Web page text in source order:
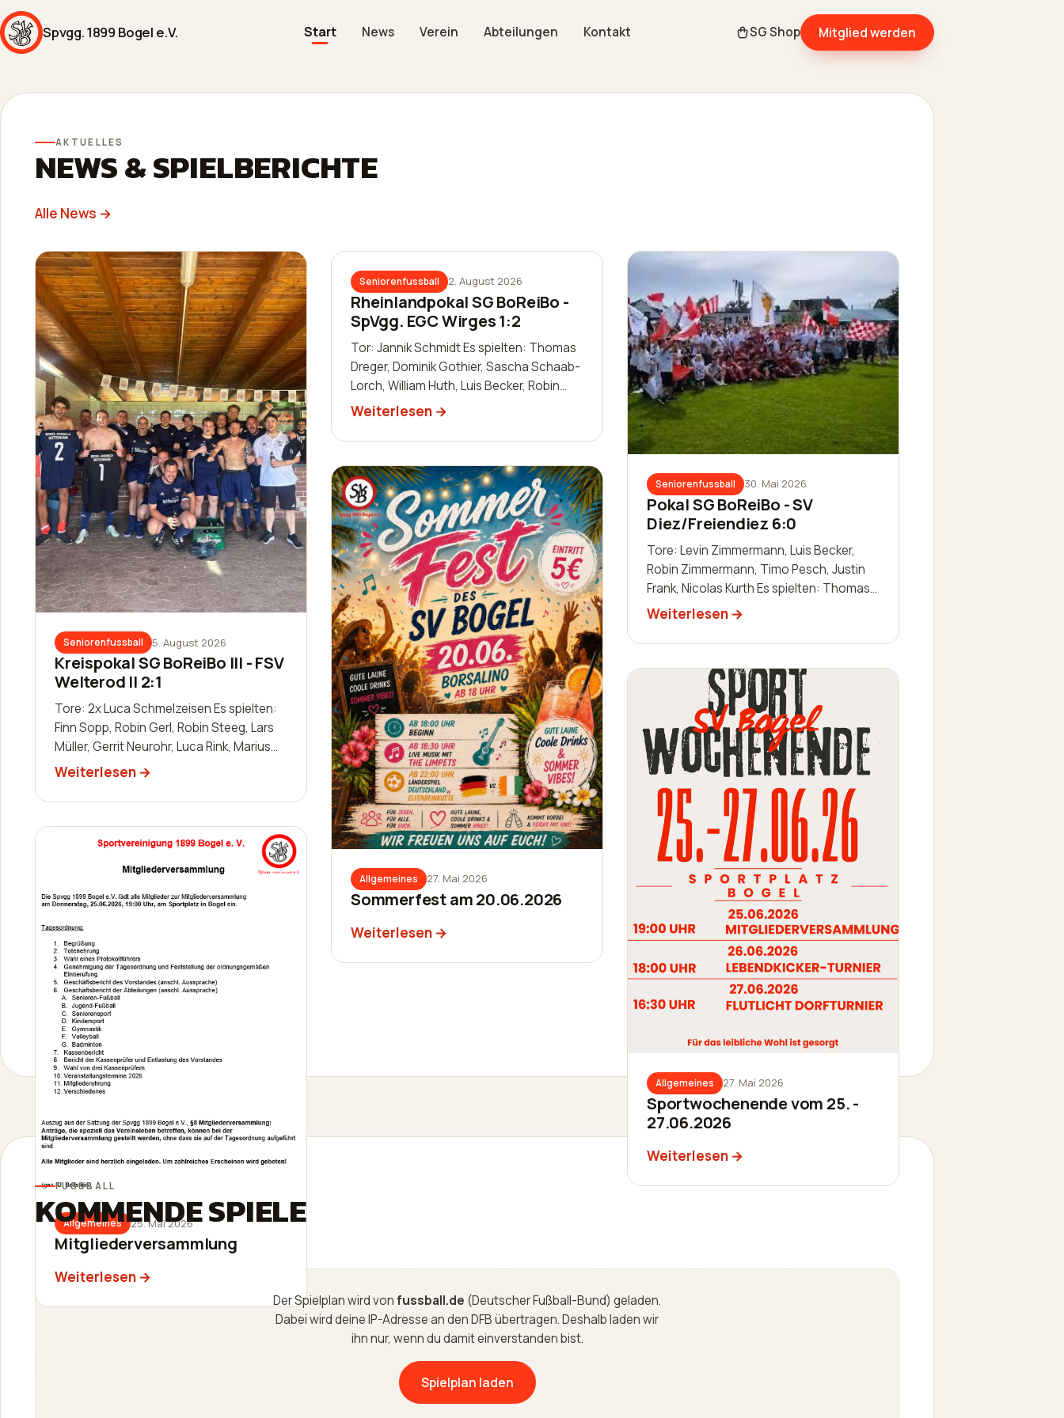
Spvgg. 1899 Bogel e.V. Start News Verein Abteilungen Kontakt SG Shop Mitglied werden
AKTUELLES
NEWS & SPIELBERICHTE
Alle News →
Seniorenfussball 5. August 2026
Kreispokal SG BoReiBo III - FSV
Welterod II 2:1
Tore: 2x Luca Schmelzeisen Es spielten:
Finn Sopp, Robin Gerl, Robin Steeg, Lars
Müller, Gerrit Neurohr, Luca Rink, Marius
Kunz, Manuel Häuser, Lukas Schleis,…
Weiterlesen
Seniorenfussball 2. August 2026
Rheinlandpokal SG BoReiBo -
SpVgg. EGC Wirges 1:2
Tor: Jannik Schmidt Es spielten: Thomas
Dreger, Dominik Gothier, Sascha Schaab-
Lorch, William Huth, Luis Becker, Robin
Zimmermann, Julien Leidinger, Jannik
Weiterlesen
Seniorenfussball 30. Mai 2026
Pokal SG BoReiBo - SV
Diez/Freiendiez 6:0
Tore: Levin Zimmermann, Luis Becker,
Robin Zimmermann, Timo Pesch, Justin
Frank, Nicolas Kurth Es spielten: Thomas
Dreger, Andre Dillenberger, Sascha
Weiterlesen
Allgemeines 27. Mai 2026
Sommerfest am 20.06.2026
Weiterlesen
Allgemeines 27. Mai 2026
Sportwochenende vom 25. -
27.06.2026
Weiterlesen
Allgemeines 25. Mai 2026
Mitgliederversammlung
Weiterlesen
FUSSBALL
KOMMENDE SPIELE
Der Spielplan wird vonfussball.de (Deutscher Fußball-Bund) geladen.
Dabei wird deine IP-Adresse an den DFB übertragen. Deshalb laden wir
ihn nur, wenn du damit einverstanden bist.
Spielplan laden